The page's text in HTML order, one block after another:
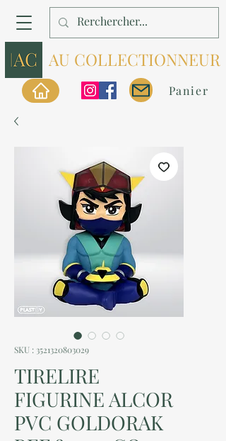
AU COLLECTIONNEUR
Panier
SKU : 3521320803029
TIRELIRE
FIGURINE ALCOR
PVC GOLDORAK